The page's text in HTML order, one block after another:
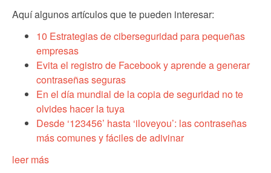
Aquí algunos artículos que te pueden interesar:
10 Estrategias de ciberseguridad para pequeñas
empresas
Evita el registro de Facebook y aprende a generar
contraseñas seguras
En el día mundial de la copia de seguridad no te
olvides hacer la tuya
Desde ‘123456’ hasta ‘iloveyou’: las contraseñas
más comunes y fáciles de adivinar
leer más